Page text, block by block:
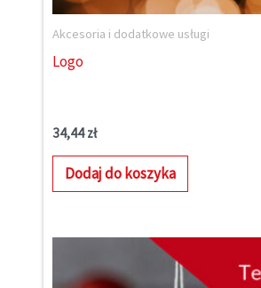
Akcesoria i dodatkowe usługi
Logo
34,44zł
Dodaj do koszyka